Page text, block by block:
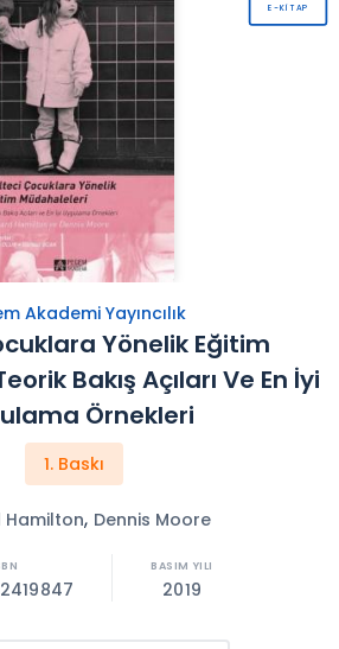
Akademi Yayıncılık
Yönelik Eğitim
Bakış Açıları Ve En İyi
Örnekleri
1. Baskı
Hamilton, Dennis Moore
2019
E-KİTAP